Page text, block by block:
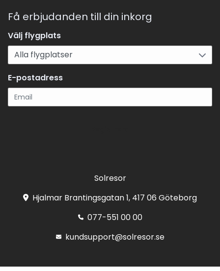
Få erbjudanden till din inkorg
Välj flygplats
E-postadress
Solresor
Hjalmar Brantingsgatan 1, 417 06 Göteborg
077-551 00 00
kundsupport@solresor.se